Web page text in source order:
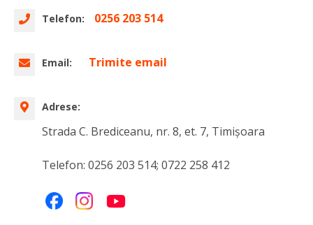
Telefon: 0256 203 514
Email: Trimite email
Adrese:
Strada C. Brediceanu, nr. 8, et. 7, Timișoara
Telefon: 0256 203 514; 0722 258 412